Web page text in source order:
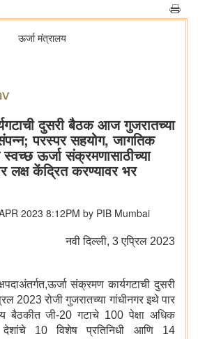
ऊर्जा मंत्रालय
दुसरी बैठक आज गुजरातच्या
परस्पर सहयोग, जागतिक
ऊर्जा संक्रमणासाठीच्या
लक्ष केंद्रित करण्यावर भर
APR 2023 8:12PM by PIB Mumbai
नवी दिल्‍ली, 3 एप्रिल 2023
संक्रमण कार्यगटाची दुसरी
2023 रोजी गुजरातच्या गांधीनगर इथे पार
बैठकीत जी-20 गटाचे 100 पेक्षा अधिक
देशांचे 10 विशेष प्रतिनिधी आणि 14